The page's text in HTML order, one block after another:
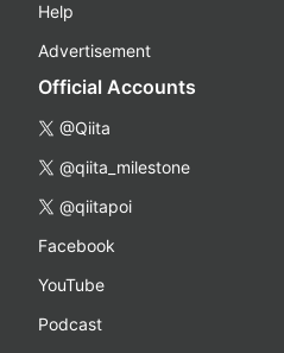
Help
Advertisement
Official Accounts
@Qiita
@qiita_milestone
@qiitapoi
Facebook
YouTube
Podcast